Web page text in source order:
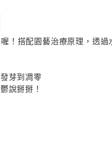
！搭配園藝治療原理，透
芽到凋零
說掰掰！